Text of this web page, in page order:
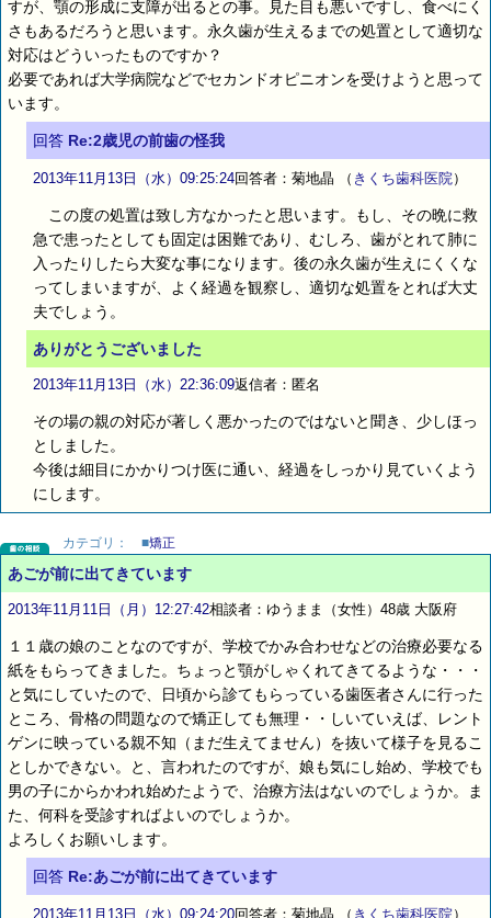
すが、顎の形成に支障が出るとの事。見た目も悪いですし、食べにく
さもあるだろうと思います。永久歯が生えるまでの処置として適切な
対応はどういったものですか？
必要であれば大学病院などでセカンドオピニオンを受けようと思って
います。
回答 Re:2歳児の前歯の怪我
2013年11月13日（水）09:25:24回答者：菊地晶 （ きくち歯科医院）
この度の処置は致し方なかったと思います。もし、その晩に救
急で患ったとしても固定は困難であり、むしろ、歯がとれて肺に
入ったりしたら大変な事になります。後の永久歯が生えにくくな
ってしまいますが、よく経過を観察し、適切な処置をとれば大丈
夫でしょう。
ありがとうございました
2013年11月13日（水）22:36:09返信者：匿名
その場の親の対応が著しく悪かったのではないと聞き、少しほっ
としました。
今後は細目にかかりつけ医に通い、経過をしっかり見ていくよう
にします。
カテゴリ： ■矯正
あごが前に出てきています
2013年11月11日（月）12:27:42相談者：ゆうまま（女性）48歳 大阪府
１１歳の娘のことなのですが、学校でかみ合わせなどの治療必要なる
紙をもらってきました。ちょっと顎がしゃくれてきてるような・・・
と気にしていたので、日頃から診てもらっている歯医者さんに行った
ところ、骨格の問題なので矯正しても無理・・しいていえば、レント
ゲンに映っている親不知（まだ生えてません）を抜いて様子を見るこ
としかできない。と、言われたのですが、娘も気にし始め、学校でも
男の子にからかわれ始めたようで、治療方法はないのでしょうか。ま
た、何科を受診すればよいのでしょうか。
よろしくお願いします。
回答 Re:あごが前に出てきています
2013年11月13日（水）09:24:20回答者：菊地晶 （ きくち歯科医院）